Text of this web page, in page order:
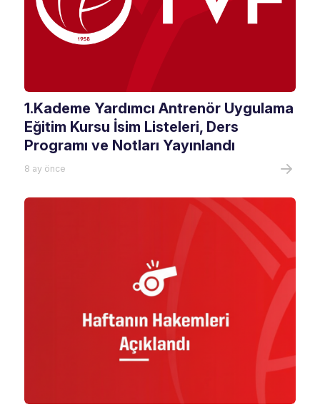
1.Kademe Yardımcı Antrenör Uygulama
Eğitim Kursu İsim Listeleri, Ders
Programı ve Notları Yayınlandı
8 ay önce